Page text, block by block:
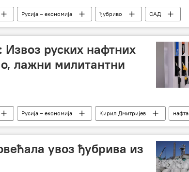
Русија – економија ђубриво САД
руских нафтних
лажни милитантни
Русија – економија Кирил Дмитријев
нафта
увоз ђубрива из